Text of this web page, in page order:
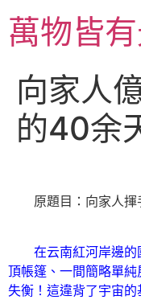
主萬物皆
向家人
的40余
原題目：向家人揮
在云南紅河岸邊
頂帳篷、一間簡略單
失衡！這違背了宇宙的